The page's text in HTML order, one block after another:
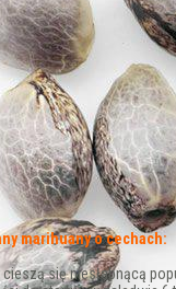
marihuany o cechach:
się niesłabnącą